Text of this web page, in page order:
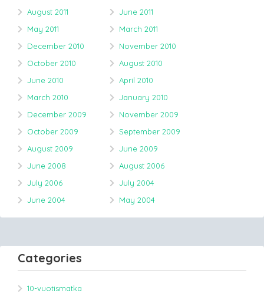
August 2011
June 2011
May 2011
March 2011
December 2010
November 2010
October 2010
August 2010
June 2010
April 2010
March 2010
January 2010
December 2009
November 2009
October 2009
September 2009
August 2009
June 2009
June 2008
August 2006
July 2006
July 2004
June 2004
May 2004
Categories
10-vuotismatka